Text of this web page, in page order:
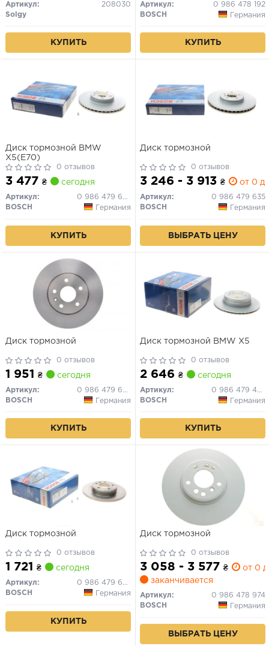
Артикул:
208030
Solgy
КУПИТЬ
Артикул:
0 986 478 192
BOSCH
Германия
КУПИТЬ
Диск тормозной BMW
X5(E70)
0 отзывов
3 477 ₴ сегодня
Артикул:
0 986 479 624
BOSCH
Германия
КУПИТЬ
Диск тормозной
0 отзывов
3 246 - 3 913 ₴ от 0
Артикул:
0 986 479 635
BOSCH
Германия
ВЫБРАТЬ ЦЕНУ
Диск тормозной
0 отзывов
1 951 ₴ сегодня
Артикул:
0 986 479 643
BOSCH
Германия
КУПИТЬ
Диск тормозной BMW X5
0 отзывов
2 646 ₴ сегодня
Артикул:
0 986 479 442
BOSCH
Германия
КУПИТЬ
Диск тормозной
0 отзывов
1 721 ₴ сегодня
Артикул:
0 986 479 646
BOSCH
Германия
КУПИТЬ
Диск тормозной
0 отзывов
3 058 - 3 577 ₴
от 0
заканчивается
Артикул:
0 986 478 974
BOSCH
Германия
ВЫБРАТЬ ЦЕНУ